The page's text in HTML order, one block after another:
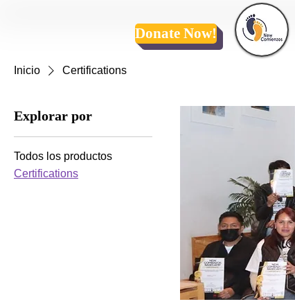
Donate Now!
Inicio Certifications
Explorar por
Todos los productos
Certifications